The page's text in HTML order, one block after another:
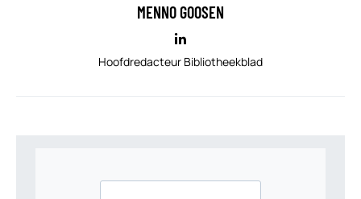
MENNO GOOSEN
Hoofdredacteur Bibliotheekblad